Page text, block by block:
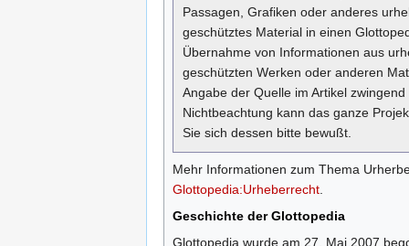
Passagen, Grafiken oder anderes
geschütztes Material in einen
Übernahme von Informationen aus
geschützten Werken oder anderen
Angabe der Quelle im Artikel
Nichtbeachtung kann das ganze
Sie sich dessen bitte bewußt.
Mehr Informationen zum Thema
Glottopedia:Urheberrecht.
Geschichte der Glottopedia
Glottopedia wurde am 27. Mai 2007